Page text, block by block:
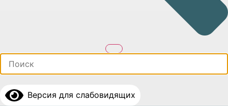
Версия для слабовидящих